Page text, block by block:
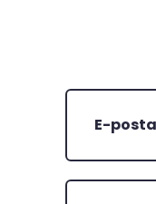
E-posta